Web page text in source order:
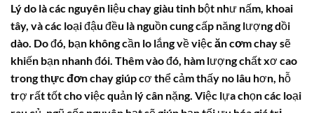
Lý do là các nguyên liệu chay giàu tinh bột như nấm, khoai
tây, và các loại đậu đều là nguồn cung cấp năng lượng dồi
dào. Do đó, bạn không cần lo lắng về việcăn cơm chaysẽ
khiến bạn nhanh đói. Thêm vào đó, hàm lượng chất xơ cao
trongthực đơn chaygiúp cơ thể cảm thấy no lâu hơn, hỗ
trợ rất tốt cho việc quản lý cân nặng. Việc lựa chọn các loại